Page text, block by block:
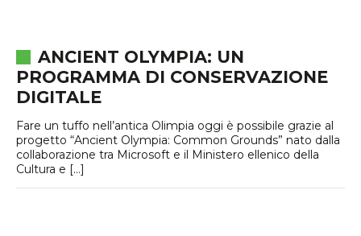
ANCIENT OLYMPIA: UN
PROGRAMMA DI CONSERVAZIONE
DIGITALE
Fare un tuffo nell’antica Olimpia oggi è possibile grazie al
progetto “Ancient Olympia: Common Grounds” nato dalla
collaborazione tra Microsoft e il Ministero ellenico della
Cultura e […]